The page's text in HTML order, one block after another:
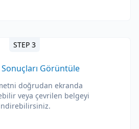
STEP 3
Sonuçları Görüntüle
doğrudan ekranda
veya çevrilen belgeyi